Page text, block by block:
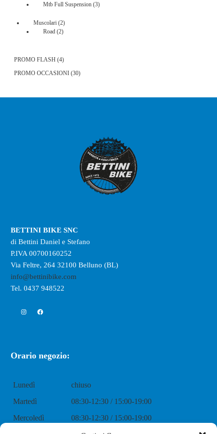
prodotti
Mtb Full Suspension 33
Muscolari 22
prodotti
Road 22
PROMO FLASH 44
PROMO OCCASIONI 3030
BETTINI BIKE SNC
di Bettini Daniel e Stefano
P.IVA 00700160252
Via Feltre, 264 32100 Belluno (BL)
info@bettinibike.com
Tel. 0437 948522
InstagramFacebook
Orario negozio:
Lunedì
chiuso
Martedì
08:30-12:30 / 15:00-19:00
Mercoledì
08:30-12:30 / 15:00-19:00